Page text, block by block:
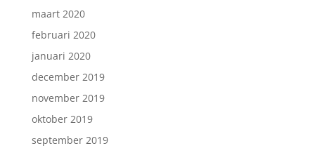
maart 2020
februari 2020
januari 2020
december 2019
november 2019
oktober 2019
september 2019